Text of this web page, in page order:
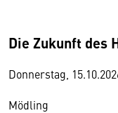
Die Zukunft des
Donnerstag,
Mödling